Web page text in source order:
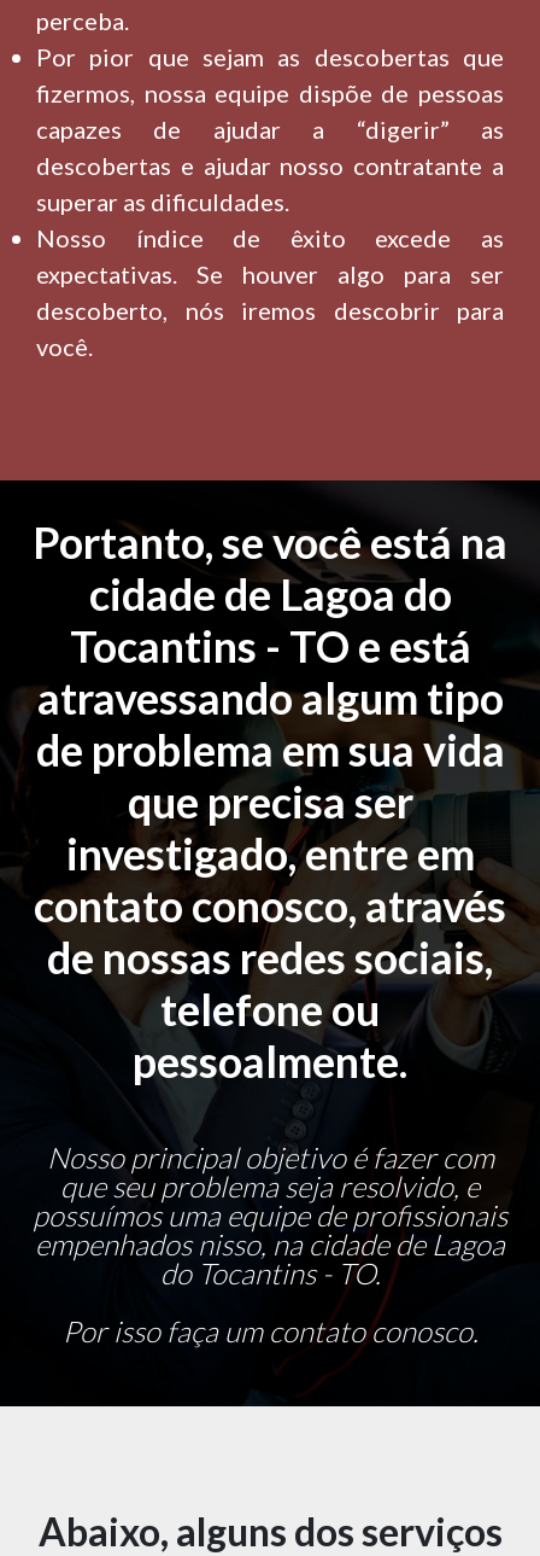
perceba.
Por pior que sejam as descobertas que
fizermos, nossa equipe dispõe de pessoas
capazes de ajudar a “digerir” as
descobertas e ajudar nosso contratante a
superar as dificuldades.
Nosso índice de êxito excede as
expectativas. Se houver algo para ser
descoberto, nós iremos descobrir para
você.
Portanto, se você está na
cidade de Lagoa do
Tocantins - TO e está
atravessando algum tipo
de problema em sua vida
que precisa ser
investigado, entre em
contato conosco, através
de nossas redes sociais,
telefone ou
pessoalmente.
Nosso principal objetivo é fazer com
que seu problema seja resolvido, e
possuímos uma equipe de profissionais
empenhados nisso, na cidade de Lagoa
do Tocantins - TO.
Por isso faça um contato conosco.
Abaixo, alguns dos serviços